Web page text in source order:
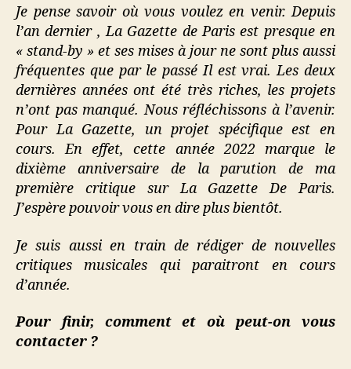
Je pense savoir où vous voulez en venir. Depuis
l’an dernier , La Gazette de Paris est presque en
« stand-by » et ses mises à jour ne sont plus aussi
fréquentes que par le passé Il est vrai. Les deux
dernières années ont été très riches, les projets
n’ont pas manqué. Nous réfléchissons à l’avenir.
Pour La Gazette, un projet spécifique est en
cours. En effet, cette année 2022 marque le
dixième anniversaire de la parution de ma
première critique sur La Gazette De Paris.
J’espère pouvoir vous en dire plus bientôt.
Je suis aussi en train de rédiger de nouvelles
critiques musicales qui paraitront en cours
d’année.
Pour finir, comment et où peut-on vous
contacter ?